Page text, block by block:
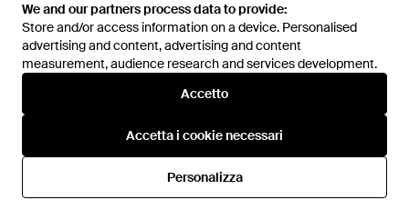
We and our partners process data to provide:
Store and/or access information on a device. Personalised
advertising and content, advertising and content
measurement, audience research and services development.
Accetto
Accetta i cookie necessari
Personalizza
We and our partners process data to provide:
Store and/or access information on a device. Personalised
advertising and content, advertising and content
measurement, audience research and services development.
Accetto
Accetta i cookie necessari
Personalizza